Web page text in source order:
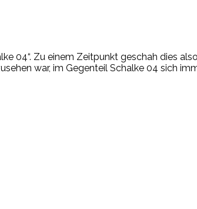
04“. Zu einem Zeitpunkt geschah dies
war, im Gegenteil Schalke 04 sich